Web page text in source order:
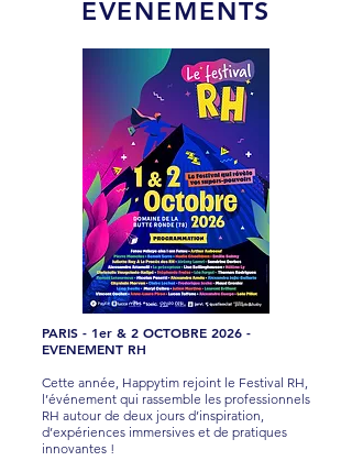
EVENEMENTS
PARIS - 1er & 2 OCTOBRE 2026 -
EVENEMENT RH
Cette année, Happytim rejoint le Festival RH,
l’événement qui rassemble les professionnels
RH autour de deux jours d’inspiration,
d’expériences immersives et de pratiques
innovantes !